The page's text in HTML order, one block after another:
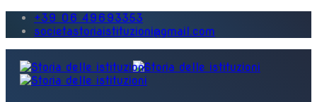
+39 06 49693353
societastoriaistituzioni@gmail.com